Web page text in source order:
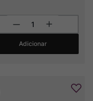
Adicionar